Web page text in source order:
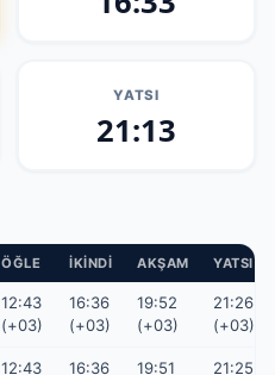
Nevşehir
Tokat Trabzon
Van Yalova
YATSI
21:13
ÖĞLE İKINDI AKŞAM YATSI
12:43
(+03)
16:36
(+03)
19:52
(+03)
21:26
(+03)
12:43
16:36
19:51
21:25